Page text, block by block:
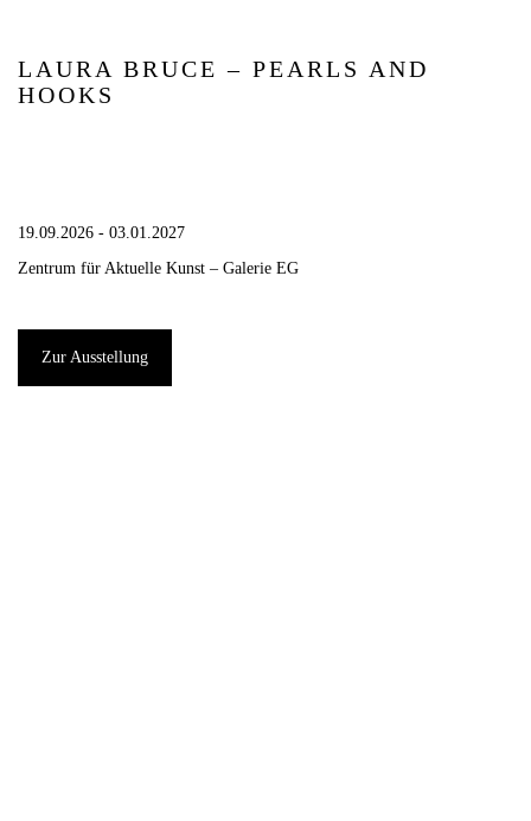
LAURA BRUCE – PEARLS AND
HOOKS
19.09.2026 - 03.01.2027
Zentrum für Aktuelle Kunst – Galerie EG
Zur Ausstellung